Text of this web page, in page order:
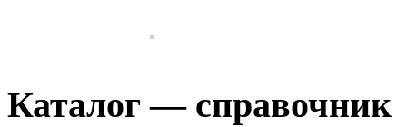
Каталог — справочник